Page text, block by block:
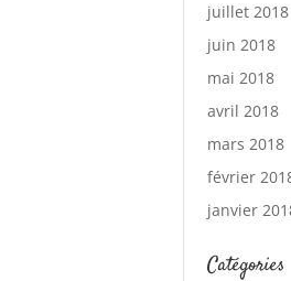
juillet 2018
juin 2018
mai 2018
avril 2018
mars 2018
février
janvier
Catégories